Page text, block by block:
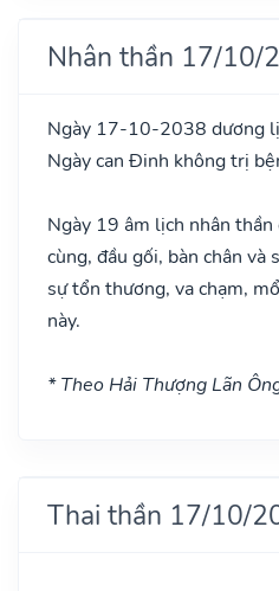
Nhân thần 17/10/
Ngày 17-10-2038 dương
Ngày can Đinh không trị
Ngày 19 âm lịch nhân
cùng, đầu gối, bàn chân và
sự tổn thương, va chạm,
này.
* Theo Hải Thượng Lãn
Thai thần 17/10/